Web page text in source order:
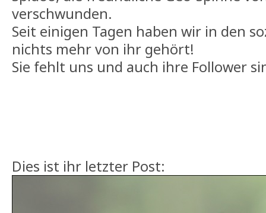
verschwunden.
Seit einigen Tagen haben wir in den
nichts mehr von ihr gehört!
Sie fehlt uns und auch ihre Follower
Dies ist ihr letzter Post: